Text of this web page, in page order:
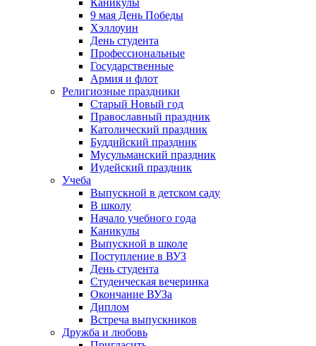
Каникулы
9 мая День Победы
Хэллоуин
День студента
Профессиональные
Государственные
Армия и флот
Религиозные праздники
Старый Новый год
Православный праздник
Католический праздник
Буддийский праздник
Мусульманский праздник
Иудейский праздник
Учеба
Выпускной в детском саду
В школу
Начало учебного года
Каникулы
Выпускной в школе
Поступление в ВУЗ
День студента
Студенческая вечеринка
Окончание ВУЗа
Диплом
Встреча выпускников
Дружба и любовь